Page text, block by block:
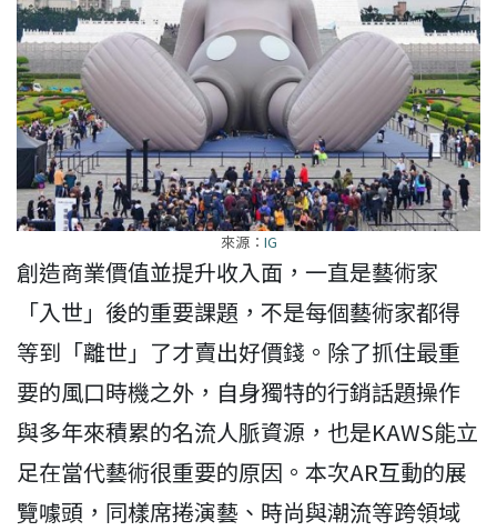
來源： IG
創造商業價值並提升收入面，一直是藝術家
「入世」後的重要課題，不是每個藝術家都得
等到「離世」了才賣出好價錢。除了抓住最重
要的風口時機之外，自身獨特的行銷話題操作
與多年來積累的名流人脈資源，也是KAWS能立
足在當代藝術很重要的原因。本次AR互動的展
覽噱頭，同樣席捲演藝、時尚與潮流等跨領域